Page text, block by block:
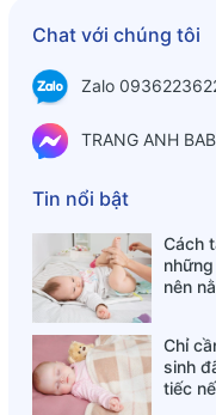
Chat với chúng tôi
Zalo
TRANG ANH
Tin nổi bật
Cách
nên
Chỉ
sinh
tiếc